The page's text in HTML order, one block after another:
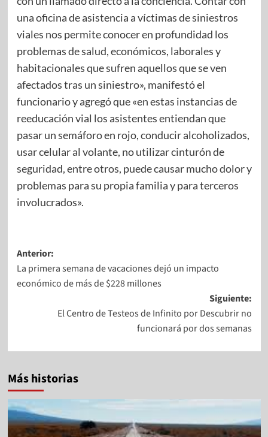
una oficina de asistencia a víctimas de siniestros
viales nos permite conocer en profundidad los
problemas de salud, económicos, laborales y
habitacionales que sufren aquellos que se ven
afectados tras un siniestro», manifestó el
funcionario y agregó que «en estas instancias de
reeducación vial los asistentes entiendan que
pasar un semáforo en rojo, conducir alcoholizados,
usar celular al volante, no utilizar cinturón de
seguridad, entre otros, puede causar mucho dolor y
problemas para su propia familia y para terceros
involucrados».
Anterior:
La primera semana de vacaciones dejó un impacto
económico de más de $228 millones
Siguiente:
El Centro de Testeos de Infinito por Descubrir no
funcionará por dos semanas
Más historias